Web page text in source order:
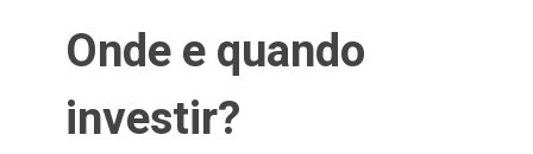
Onde e quando
investir?